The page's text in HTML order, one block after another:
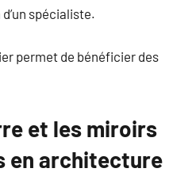
spécialiste.
permet de bénéficier des
et les miroirs
en architecture